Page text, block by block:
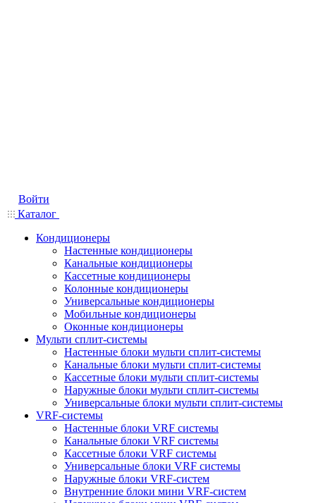
Войти
Каталог
Кондиционеры
Настенные кондиционеры
Канальные кондиционеры
Кассетные кондиционеры
Колонные кондиционеры
Универсальные кондиционеры
Мобильные кондиционеры
Оконные кондиционеры
Мульти сплит-системы
Настенные блоки мульти сплит-системы
Канальные блоки мульти сплит-системы
Кассетные блоки мульти сплит-системы
Наружные блоки мульти сплит-системы
Универсальные блоки мульти сплит-системы
VRF-системы
Настенные блоки VRF системы
Канальные блоки VRF системы
Кассетные блоки VRF системы
Универсальные блоки VRF системы
Наружные блоки VRF-систем
Внутренние блоки мини VRF-систем